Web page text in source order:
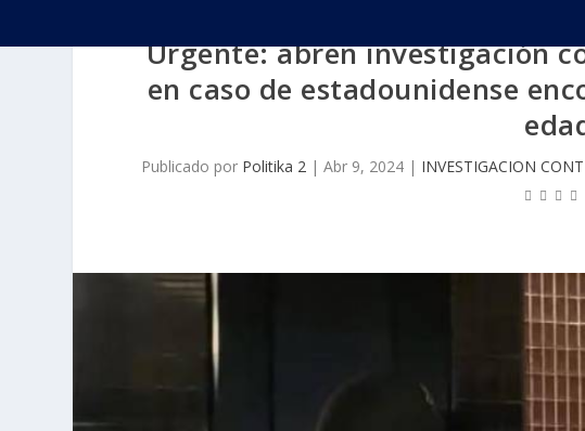
Urgente: abren investigación
en caso de estadounidense
Publicado por Politika 2| Abr 9, 2024| INVESTIGACION